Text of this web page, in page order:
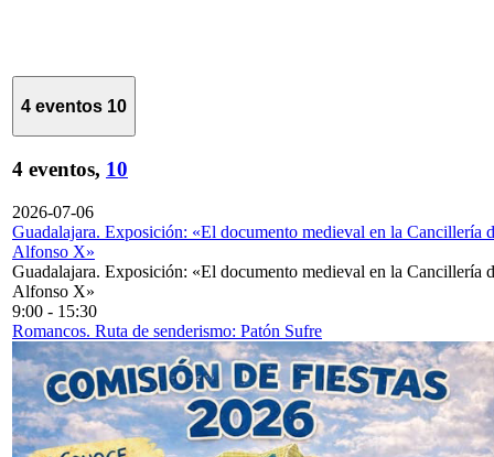
4 eventos 10
4 eventos, 10
2026-07-06
Guadalajara. Exposición: «El documento medieval en la Cancillería
Alfonso X»
Guadalajara. Exposición: «El documento medieval en la Cancillería
Alfonso X»
9:00 - 15:30
Romancos. Ruta de senderismo: Patón Sufre